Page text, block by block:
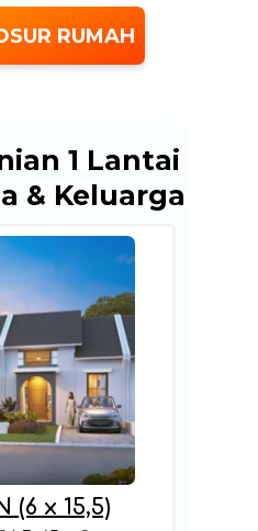
RUMAH
1 Lantai
& Keluarga
(6 x 15,5)